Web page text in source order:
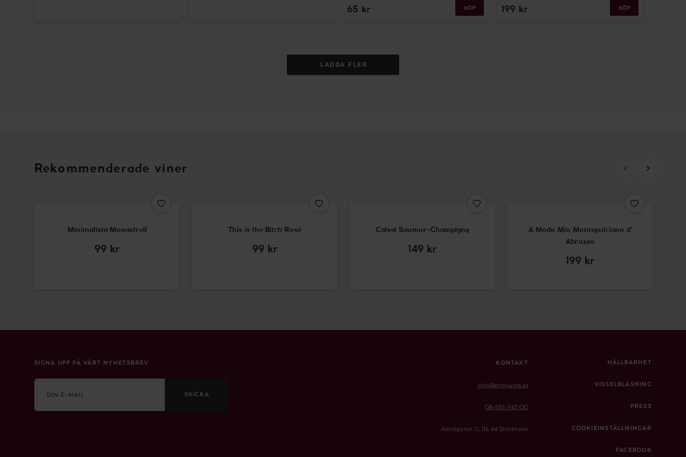
65 kr KÖP 199 kr KÖP
LADDA FLER
Rekommenderade viner
Minimalista Monastrell
99 kr
This is the Bitch Rosé
99 kr
Calvet Saumur-Champigny
149 kr
A Modo Mio Montepulciano d'
Abruzzo
199 kr
SIGNA UPP PÅ VÅRT NYHETSBREV
mail SKICKA
KONTAKT
info@enjoywine.se
08-556 947 00
Alsnögatan 11, 116 44 Stockholm
HÅLLBARHET
VISSELBLÅSNING
PRESS
COOKIEINSTÄLLNINGAR
FACEBOOK